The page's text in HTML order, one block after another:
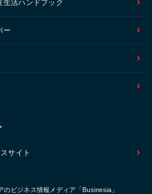
生活ハンドブック
ー
サイト
のビジネス情報メディア「Businesia」